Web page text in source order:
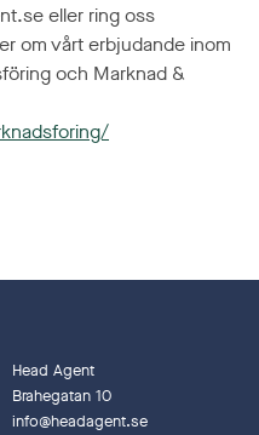
eller ring oss
om vårt erbjudande inom
och Marknad &
Head Agent
Brahegatan 10
info@headagent.se